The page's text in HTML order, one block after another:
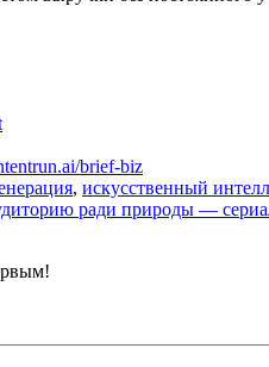
brief-biz
, искусственный
ради природы —